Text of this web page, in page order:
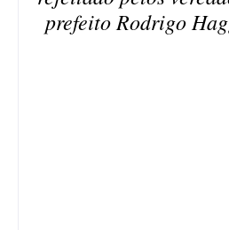
prefeito Rodrigo